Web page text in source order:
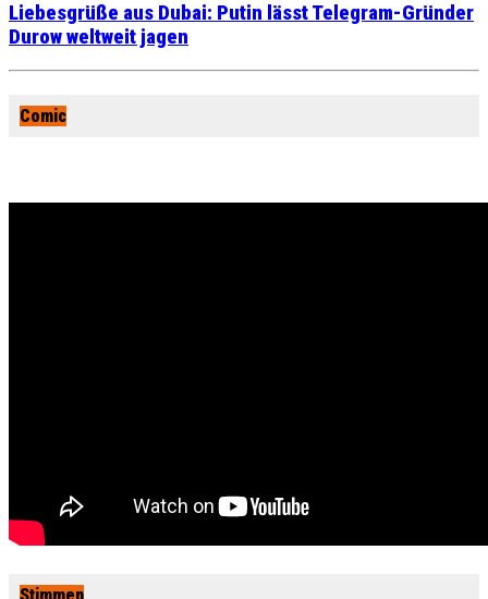
Liebesgrüße aus Dubai: Putin lässt Telegram-Gründer
Durow weltweit jagen
Comic